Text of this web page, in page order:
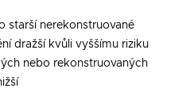
starší nerekonstruované
dražší kvůli vyššímu riziku
nebo rekonstruovaných